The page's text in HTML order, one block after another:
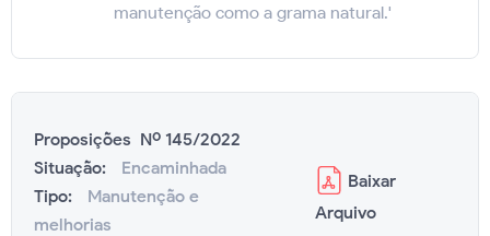
manutenção como a grama natural.'
Proposições Nº 145/2022
Situação:
Encaminhada
Tipo:
Manutenção e
melhorias
Baixar
Arquivo